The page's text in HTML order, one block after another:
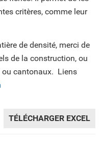
critères, comme leur
de densité, merci de
de la construction, ou
ou cantonaux. Liens
TÉLÉCHARGER EXCEL